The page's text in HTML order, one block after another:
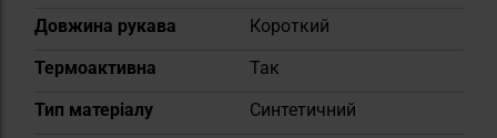
Довжина рукава
Короткий
Термоактивна
Так
Тип матеріалу
Синтетичний